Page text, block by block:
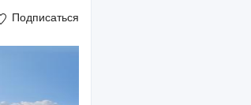
Подписаться